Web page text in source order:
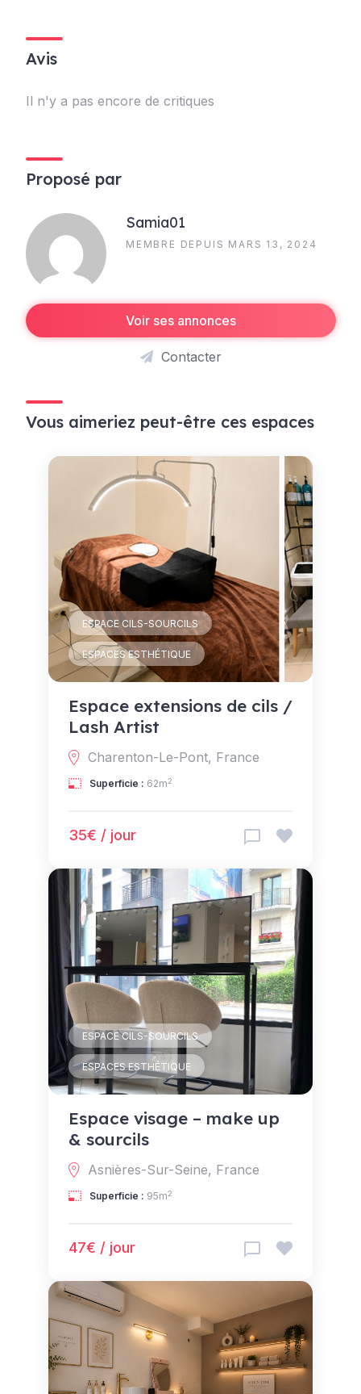
Avis
Il n'y a pas encore de critiques
Proposé par
Samia01
MEMBRE DEPUIS MARS 13, 2024
Voir ses annonces
Contacter
Vous aimeriez peut-être ces espaces
ESPACE CILS-SOURCILS
ESPACES ESTHÉTIQUE
Espace extensions de cils /
Lash Artist
Charenton-Le-Pont, France
Superficie : 62m2
35€ / jour
ESPACE CILS-SOURCILS
ESPACES ESTHÉTIQUE
Espace visage – make up
& sourcils
Asnières-Sur-Seine, France
Superficie : 95m2
47€ / jour